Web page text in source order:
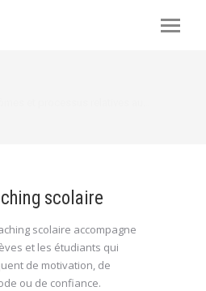
scolaire
scolaire accompagne
et les étudiants qui
de motivation, de
ou de confiance.